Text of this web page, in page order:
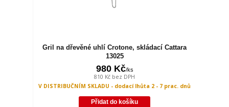
Gril na dřevěné uhlí Crotone, skládací Cattara
13025
980 Kč/ks
810 Kč bez DPH
V DISTRIBUČNÍM SKLADU - dodací lhůta 2 - 7 prac. dnů
Přidat do košíku